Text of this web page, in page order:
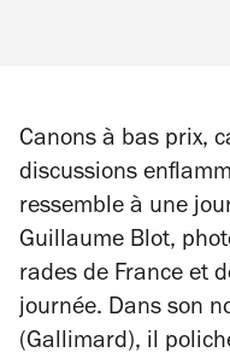
Canons à bas prix,
discussions
ressemble à une
Guillaume Blot,
rades de France et
journée. Dans son
(Gallimard), il